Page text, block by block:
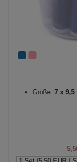
Größe: 7 x 9,5